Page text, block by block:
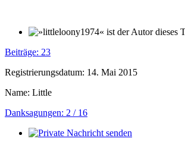
Beiträge: 23
Registrierungsdatum: 14. Mai 2015
Name: Little
Danksagungen: 2 / 16